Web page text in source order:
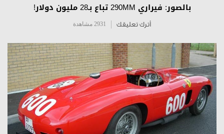
بالصور: فيراري 290MM تباع بـ28 مليون دولار!
أترك تعليقك 2931 مشاهدة